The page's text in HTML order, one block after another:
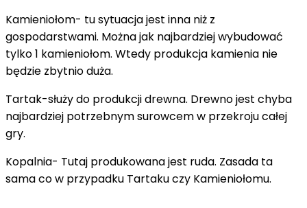
Kamieniołom- tu sytuacja jest inna niż z
gospodarstwami. Można jak najbardziej wybudować
tylko 1 kamieniołom. Wtedy produkcja kamienia nie
będzie zbytnio duża.
Tartak-służy do produkcji drewna. Drewno jest chyba
najbardziej potrzebnym surowcem w przekroju całej
gry.
Kopalnia- Tutaj produkowana jest ruda. Zasada ta
sama co w przypadku Tartaku czy Kamieniołomu.